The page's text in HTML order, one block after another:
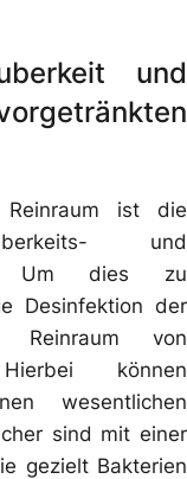
und
ist die
und
Um dies zu
Desinfektion der
Reinraum von
können
wesentlichen
sind mit einer
gezielt Bakterien